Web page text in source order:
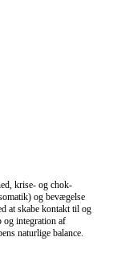
krise- og chok-
og bevægelse
at skabe kontakt til og
og integration af
naturlige balance.